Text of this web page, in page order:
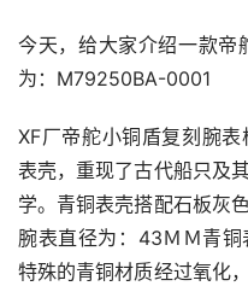
今天，给大家介绍一款帝
为：M79250BA-0001
XF厂帝舵小铜盾复刻腕
表壳，重现了古代船只及
学。青铜表壳搭配石板灰
腕表直径为：43ＭＭ青铜
特殊的青铜材质经过氧化